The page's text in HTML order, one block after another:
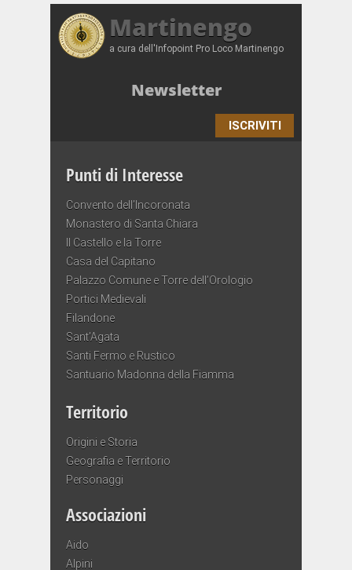
Martinengo
a cura dell'Infopoint Pro Loco Martinengo
Newsletter
ISCRIVITI
Punti di Interesse
Convento dell’Incoronata
Monastero di Santa Chiara
Il Castello e la Torre
Casa del Capitano
Palazzo Comune e Torre dell’Orologio
Portici Medievali
Filandone
Sant’Agata
Santi Fermo e Rustico
Santuario Madonna della Fiamma
Territorio
Origini e Storia
Geografia e Territorio
Personaggi
Associazioni
Aido
Alpini